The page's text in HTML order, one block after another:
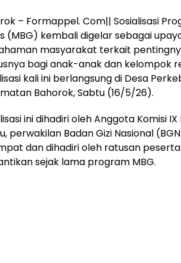
– Formappel. Com|| Sosialisasi
(MBG) kembali digelar sebagai
masyarakat terkait
bagi anak-anak dan kelompok
kali ini berlangsung di Desa
Bahorok, Sabtu (16/5/26).
ini dihadiri oleh Anggota Komisi IX
perwakilan Badan Gizi Nasional
dan dihadiri oleh ratusan
sejak lama program MBG.